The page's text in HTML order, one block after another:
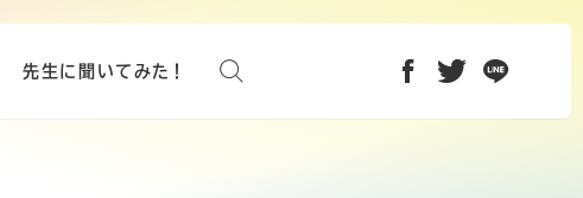
先生に聞いてみた！ facebook
twitter